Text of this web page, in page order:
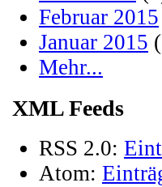
Februar 2015
Januar 2015
Mehr...
XML Feeds
RSS 2.0:
Atom: